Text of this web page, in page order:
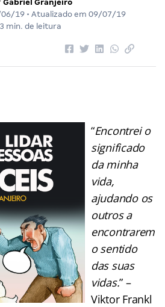
Gabriel Granjeiro
19 • Atualizado em 09/07/19
3 min. de leitura
“Encontrei o
significado
da minha
vida,
ajudando os
outros a
encontrarem
o sentido
das suas
vidas.” –
Viktor Frankl